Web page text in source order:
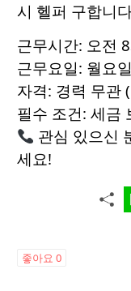
시 헬퍼 구합니
근무시간: 오전
근무요일: 월요
자격: 경력 무관
필수 조건: 세금
관심 있으신
세요!
좋아요 0